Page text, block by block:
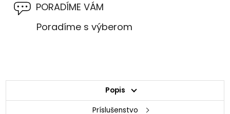
PORADÍME VÁM
Poradíme s výberom
Popis
Príslušenstvo